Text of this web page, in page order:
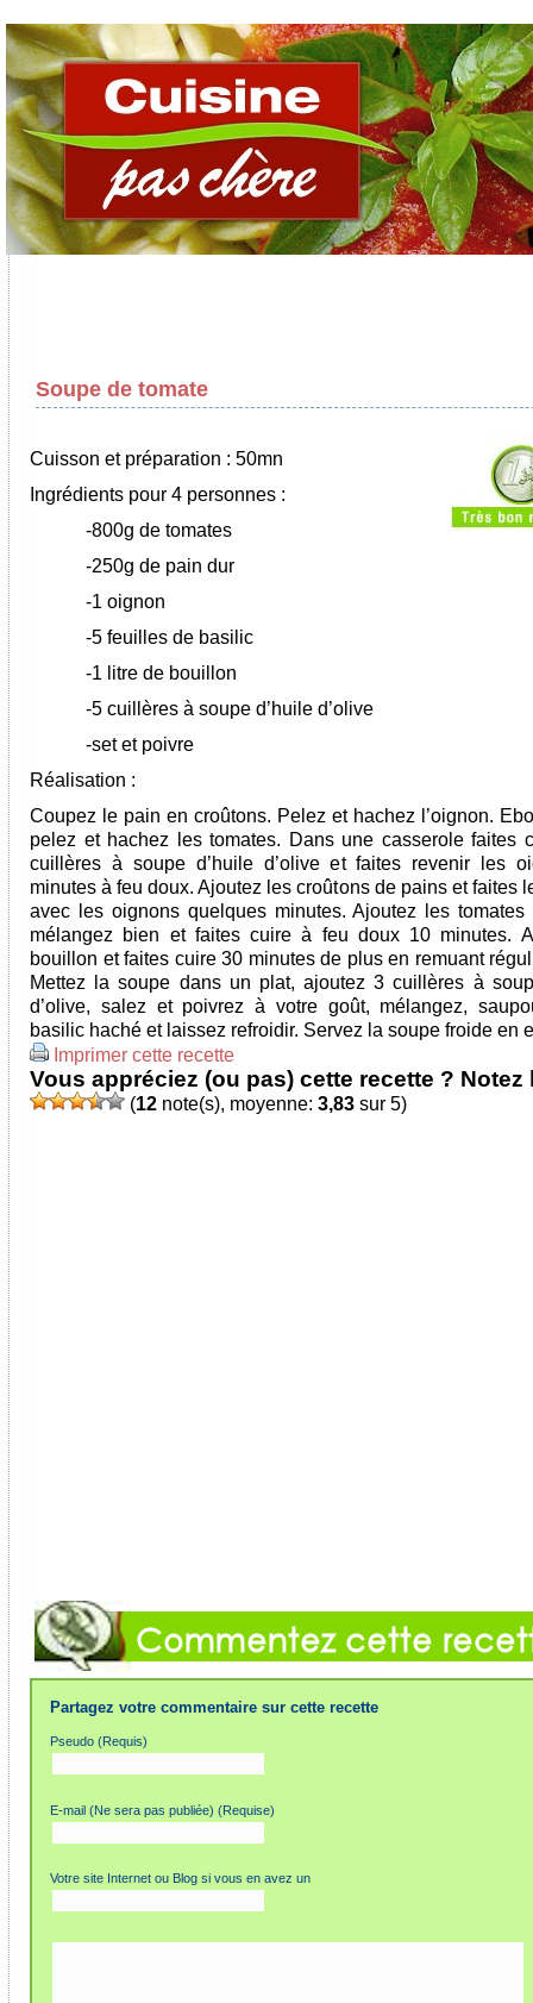
Soupe de tomate
Cuisson et préparation : 50mn
Ingrédients pour 4 personnes :
-800g de tomates
-250g de pain dur
-1 oignon
-5 feuilles de basilic
-1 litre de bouillon
-5 cuillères à soupe d’huile d’olive
-set et poivre
Réalisation :
Coupez le pain en croûtons. Pelez et hachez l’oignon.
pelez et hachez les tomates. Dans une casserole faites
cuillères à soupe d’huile d’olive et faites revenir les
minutes à feu doux. Ajoutez les croûtons de pains et faites
avec les oignons quelques minutes. Ajoutez les tomates
mélangez bien et faites cuire à feu doux 10 minutes.
bouillon et faites cuire 30 minutes de plus en remuant
Mettez la soupe dans un plat, ajoutez 3 cuillères à
d’olive, salez et poivrez à votre goût, mélangez,
basilic haché et laissez refroidir. Servez la soupe froide en
Imprimer cette recette
Vous appréciez (ou pas) cette recette ? Notez
(12 note(s), moyenne: 3,83 sur 5)
Partagez votre commentaire sur cette recette
Pseudo (Requis)
E-mail (Ne sera pas publiée) (Requise)
Votre site Internet ou Blog si vous en avez un